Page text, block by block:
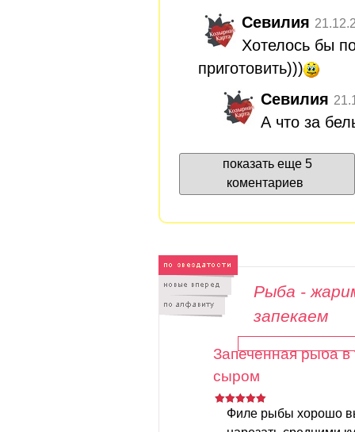
Севилия
Хотелось бы
приготовить)))
Севилия
А что за
показать еще 5
коментариев
Рыба -
запекаем
Запеченная рыба
сыром
Филе рыбы хорошо